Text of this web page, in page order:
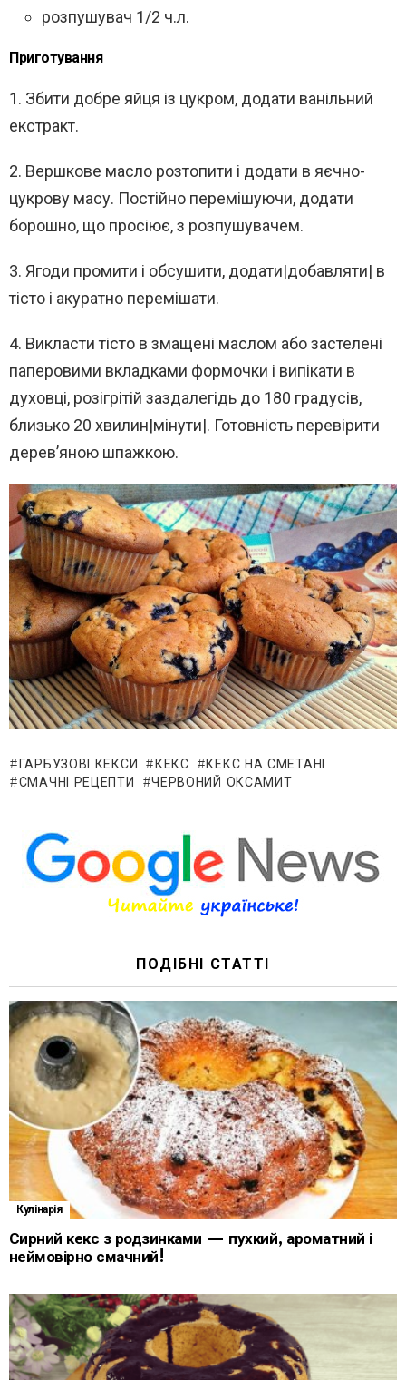
розпушувач 1/2 ч.л.
Приготування
1. Збити добре яйця із цукром, додати ванільний
екстракт.
2. Вершкове масло розтопити і додати в яєчно-
цукрову масу. Постійно перемішуючи, додати
борошно, що просіює, з розпушувачем.
3. Ягоди промити і обсушити, додати|добавляти| в
тісто і акуратно перемішати.
4. Викласти тісто в змащені маслом або застелені
паперовими вкладками формочки і випікати в
духовці, розігрітій заздалегідь до 180 градусів,
близько 20 хвилин|мінути|. Готовність перевірити
дерев’яною шпажкою.
ГАРБУЗОВІ КЕКСИ КЕКС
КЕКС НА СМЕТАНІ
СМАЧНІ РЕЦЕПТИ
ЧЕРВОНИЙ ОКСАМИТ
ПОДІБНІ СТАТТІ
Кулінарія
Сирний кекс з родзинками — пухкий, ароматний і
неймовірно смачний!